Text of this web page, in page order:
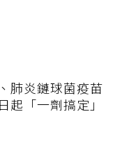
肺炎鏈球菌疫苗
起「一劑搞定」